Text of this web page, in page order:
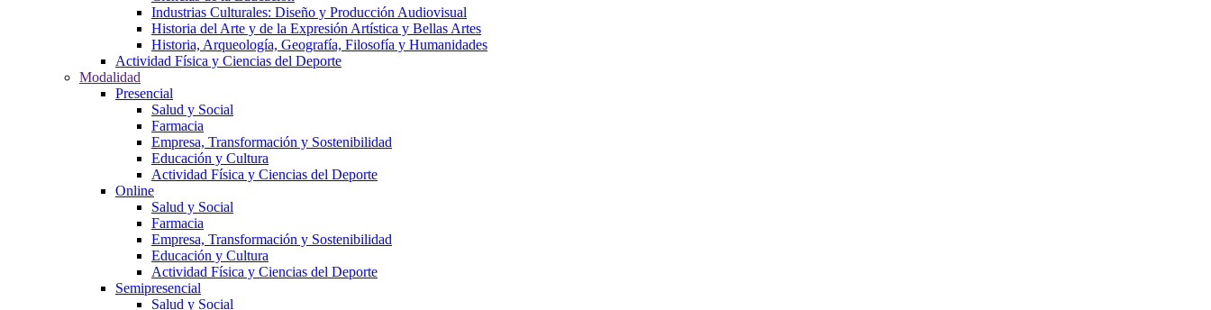
Industrias Culturales: Diseño y Producción Audiovisual
Historia del Arte y de la Expresión Artística y Bellas Artes
Historia, Arqueología, Geografía, Filosofía y Humanidades
Actividad Física y Ciencias del Deporte
Modalidad
Presencial
Salud y Social
Farmacia
Empresa, Transformación y Sostenibilidad
Educación y Cultura
Actividad Física y Ciencias del Deporte
Online
Salud y Social
Farmacia
Empresa, Transformación y Sostenibilidad
Educación y Cultura
Actividad Física y Ciencias del Deporte
Semipresencial
Salud y Social